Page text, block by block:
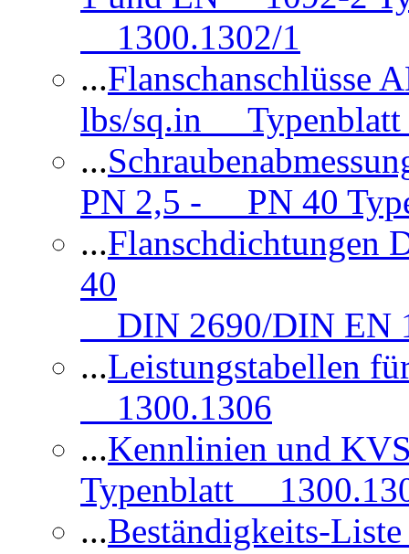
1300.1302/1
...
lbs/sq.in Typenblatt
...
PN 2,5 - PN 40
...
40
DIN 2690/DIN EN
...Leistungstabellen
1300.1306
...Kennlinien und
Typenblatt
...Beständigkeits-